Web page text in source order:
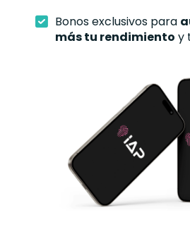
Bonos exclusivos para
más tu rendimiento y